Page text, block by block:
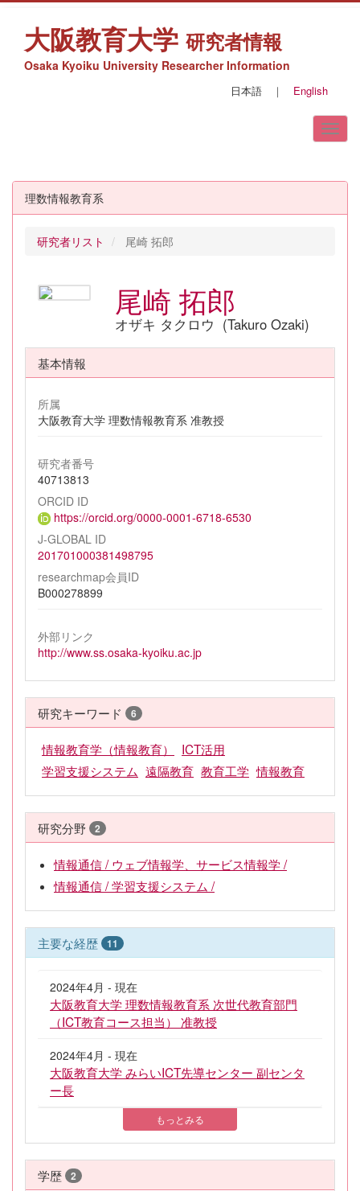
大阪教育大学 研究者情報
Osaka Kyoiku University Researcher Information
日本語 ｜ English
理数情報教育系
研究者リスト 尾崎 拓郎
尾崎 拓郎
オザキ タクロウ (Takuro Ozaki)
基本情報
所属
大阪教育大学 理数情報教育系 准教授
研究者番号
40713813
ORCID ID
https://orcid.org/0000-0001-6718-6530
J-GLOBAL ID
201701000381498795
researchmap会員ID
B000278899
外部リンク
http://www.ss.osaka-kyoiku.ac.jp
研究キーワード 6
情報教育学（情報教育）
ICT活用
学習支援システム 遠隔教育 教育工学 情報教育
研究分野 2
情報通信 / ウェブ情報学、サービス情報学 /
情報通信 / 学習支援システム /
主要な経歴 11
2024年4月 - 現在
大阪教育大学 理数情報教育系 次世代教育部門
（ICT教育コース担当） 准教授
2024年4月 - 現在
大阪教育大学 みらいICT先導センター 副センタ
ー長
もっとみる
学歴 2